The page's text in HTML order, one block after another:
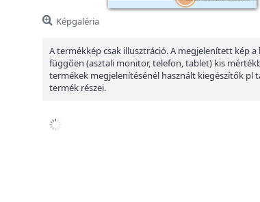
Képgaléria
A termékkép csak illusztráció. A megjelenített kép
függően (asztali monitor, telefon, tablet) kis
termékek megjelenítésénél használt kiegészítők pl
termék részei.